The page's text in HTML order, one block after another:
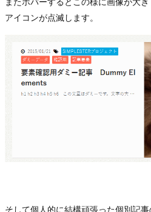
アイコンが点滅します。
そして個人的に結構頑張った個別記